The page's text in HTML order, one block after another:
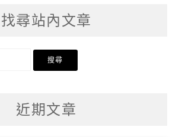
找尋站內文章
近期文章